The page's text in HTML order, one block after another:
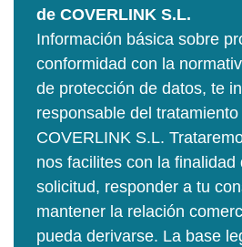
de COVERLINK S.L.
Información básica sobre
conformidad con la
de protección de datos, te
responsable del
COVERLINK S.L.
nos facilites con la finalidad
solicitud, responder a tu
mantener la relación
pueda derivarse. La base